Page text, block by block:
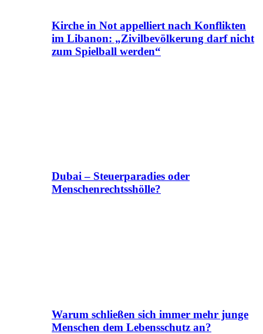
Kirche in Not appelliert nach Konflikten
im Libanon: „Zivilbevölkerung darf nicht
zum Spielball werden“
Dubai – Steuerparadies oder
Menschenrechtsshölle?
Warum schließen sich immer mehr junge
Menschen dem Lebensschutz an?